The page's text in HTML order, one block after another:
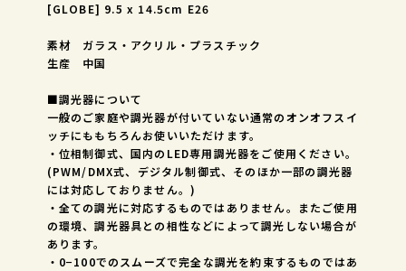
[GLOBE] 9.5 x 14.5cm E26
素材 ガラス・アクリル・プラスチック
生産 中国
■調光器について
一般のご家庭や調光器が付いていない通常のオンオフスイ
ッチにももちろんお使いいただけます。
・位相制御式、国内のLED専用調光器をご使用ください。
(PWM/DMX式、デジタル制御式、そのほか一部の調光器
には対応しておりません。)
・全ての調光に対応するものではありません。またご使用
の環境、調光器具との相性などによって調光しない場合が
あります。
・0−100でのスムーズで完全な調光を約束するものではあ